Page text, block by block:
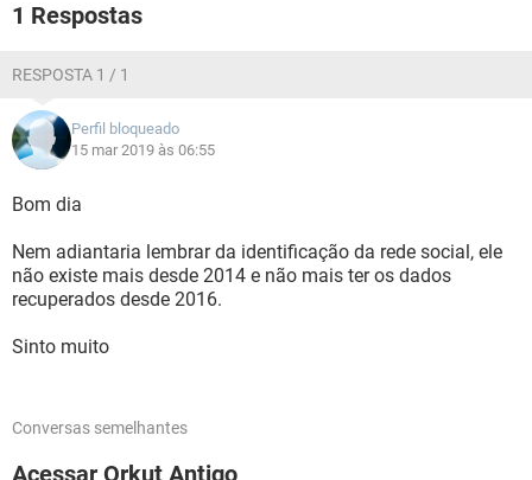
1 Respostas
RESPOSTA 1 / 1
Perfil bloqueado
15 mar 2019 às 06:55
Bom dia
Nem adiantaria lembrar da identificação da rede social, ele
não existe mais desde 2014 e não mais ter os dados
recuperados desde 2016.
Sinto muito
Conversas semelhantes
Acessar Orkut Antigo